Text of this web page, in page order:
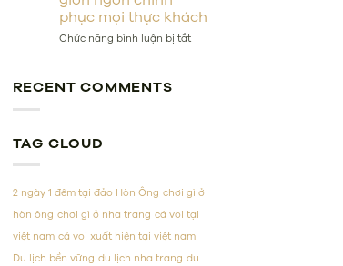
Nhà
Nha
lý
tại
Nam
phục mọi thực khách
Chức năng bình luận bị tắtở
ngon
chinh
mọi
thực
RECENT COMMENTS
TAG CLOUD
2 ngày 1 đêm tại đảo Hòn Ông chơi gì ở
hòn ông chơi gì ở nha trang cá voi tại
việt nam cá voi xuất hiện tại việt nam
Du lịch bền vững du lịch nha trang du